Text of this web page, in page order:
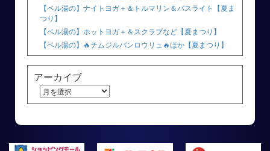
【ベル湯の】ナイトヨガ＋＆トルマリン＆バスライト【夏ま
つり】
【ベル湯の】ホットヨガ＋＆スクラブなど【夏まつり】
【ベル湯の】🔥チムジルバンロウリュ🔥ほか【夏まつり】
アーカイブ